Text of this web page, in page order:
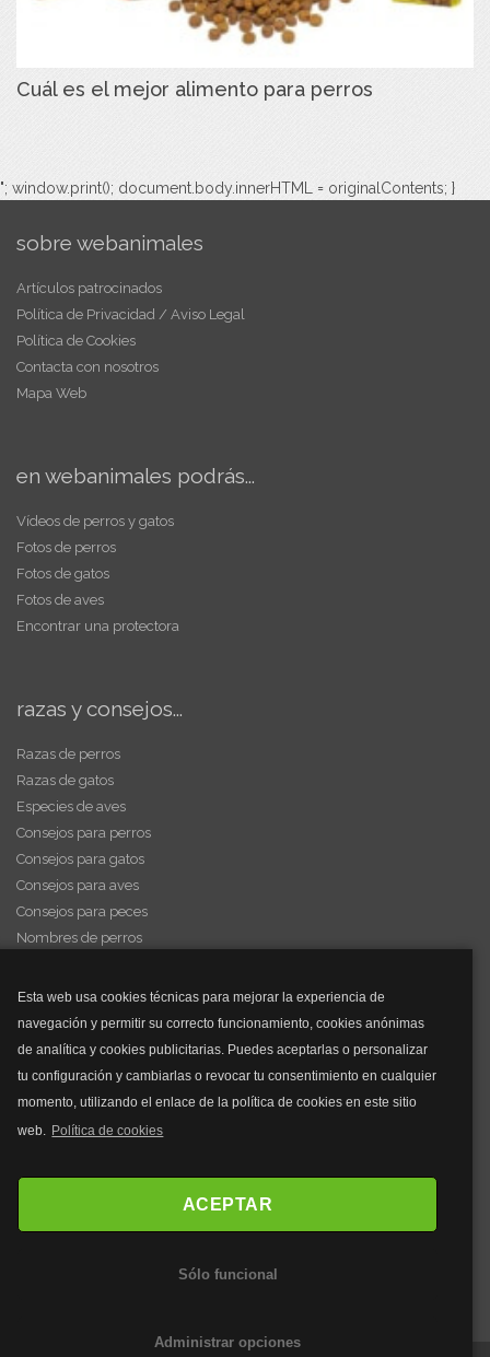
Esta web usa cookies técnicas para mejorar la experiencia de
navegación y permitir su correcto funcionamiento, cookies anónimas
de analítica y cookies publicitarias. Puedes aceptarlas o personalizar
tu configuración y cambiarlas o revocar tu consentimiento en cualquier
momento, utilizando el enlace de la política de cookies en este sitio
web. Política de cookies
ACEPTAR
Sólo funcional
Administrar opciones
Cuál es el mejor alimento para perros
"; window.print(); document.body.innerHTML = originalContents; }
sobre webanimales
Artículos patrocinados
Política de Privacidad / Aviso Legal
Política de Cookies
Contacta con nosotros
Mapa Web
en webanimales podrás...
Vídeos de perros y gatos
Fotos de perros
Fotos de gatos
Fotos de aves
Encontrar una protectora
razas y consejos...
Razas de perros
Razas de gatos
Especies de aves
Consejos para perros
Consejos para gatos
Consejos para aves
Consejos para peces
Nombres de perros
y mucho más...